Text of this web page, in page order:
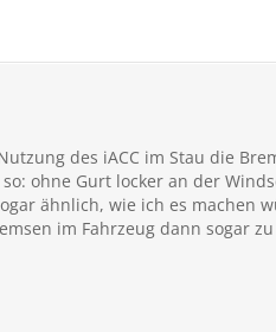
des iACC im Stau die
ohne Gurt locker an der
ähnlich, wie ich es machen
im Fahrzeug dann sogar